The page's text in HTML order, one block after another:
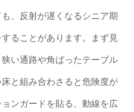
、反射が遅くなるシニア期
ることがあります。まず見
い通路や角ばったテーブル
と組み合わさると危険度が
ンガードを貼る、動線を広